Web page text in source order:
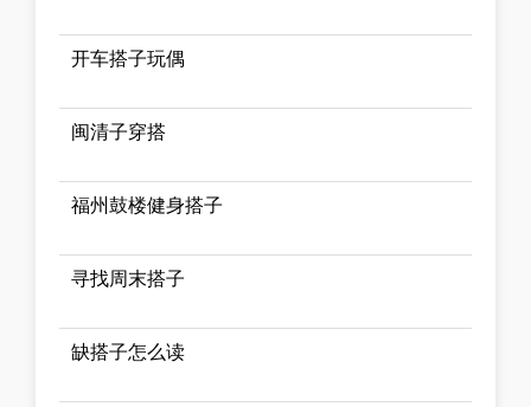
开车搭子玩偶
闽清子穿搭
福州鼓楼健身搭子
寻找周末搭子
缺搭子怎么读